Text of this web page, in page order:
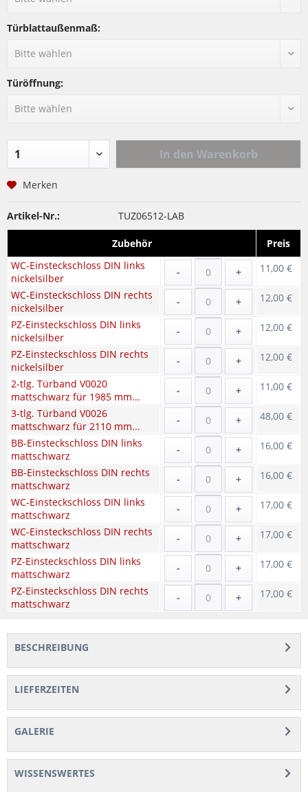
Türblattaußenmaß:
Türöffnung:
In den Warenkorb
Merken
Artikel-Nr.: TUZ06512-LAB
Zubehör
Preis
WC-Einsteckschloss DIN links
nickelsilber
- + 11,00 €
WC-Einsteckschloss DIN rechts
nickelsilber
- + 12,00 €
PZ-Einsteckschloss DIN links
nickelsilber
- + 12,00 €
PZ-Einsteckschloss DIN rechts
nickelsilber
- + 12,00 €
2-tlg. Türband V0020
mattschwarz für 1985 mm...
- + 11,00 €
3-tlg. Türband V0026
mattschwarz für 2110 mm...
- + 48,00 €
BB-Einsteckschloss DIN links
mattschwarz
- + 16,00 €
BB-Einsteckschloss DIN rechts
mattschwarz
- + 16,00 €
WC-Einsteckschloss DIN links
mattschwarz
- + 17,00 €
WC-Einsteckschloss DIN rechts
mattschwarz
- + 17,00 €
PZ-Einsteckschloss DIN links
mattschwarz
- + 17,00 €
PZ-Einsteckschloss DIN rechts
mattschwarz
- + 17,00 €
BESCHREIBUNG
LIEFERZEITEN
GALERIE
WISSENSWERTES